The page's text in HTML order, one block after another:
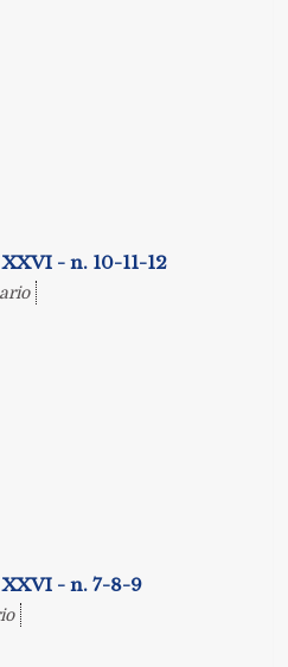
- n. 10-11-12
- n. 7-8-9